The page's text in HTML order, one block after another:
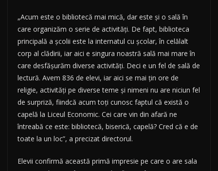
„Acum este o bibliotecă mai mică, dar este şi o sală în
care organizăm o serie de activităţi. De fapt, biblioteca
principală a şcolii este la internatul cu şcolar, în celălalt
corp al clădirii, iar aici e singura noastră sală mai mare în
care desfăşurăm diverse activităţi. Deci e un fel de sală de
lectură. Avem 836 de elevi, iar aici se mai ţin ore de
religie, activităţi pe diverse teme şi nimeni nu are niciun fel
de surpriză, fiindcă acum toţi cunosc faptul că există o
capelă la Liceul Economic. Cei care vin din afară ne
întreabă ce este: bibliotecă, biserică, capelă? Cred că e de
toate la un loc”, a precizat directorul.
Elevii confirmă această primă impresie pe care o are sala